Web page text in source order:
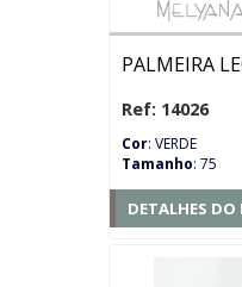
PALMEIRA
Ref: 14026
Cor: VERDE
Tamanho: 75
DETALHES